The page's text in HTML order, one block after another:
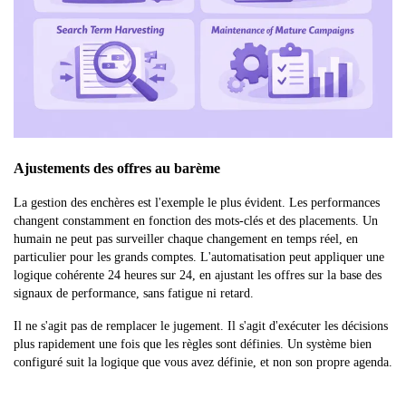
Ajustements des offres au barème
La gestion des enchères est l'exemple le plus évident. Les performances
changent constamment en fonction des mots-clés et des placements. Un
humain ne peut pas surveiller chaque changement en temps réel, en
particulier pour les grands comptes. L'automatisation peut appliquer une
logique cohérente 24 heures sur 24, en ajustant les offres sur la base des
signaux de performance, sans fatigue ni retard.
Il ne s'agit pas de remplacer le jugement. Il s'agit d'exécuter les décisions
plus rapidement une fois que les règles sont définies. Un système bien
configuré suit la logique que vous avez définie, et non son propre agenda.